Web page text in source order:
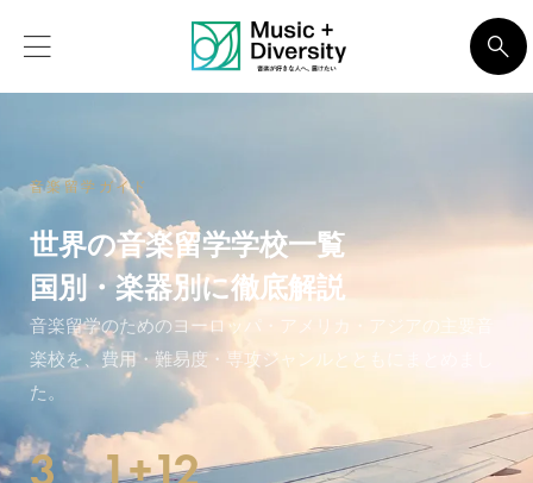
音楽留学ガイド
世界の音楽留学学校一覧
国別・楽器別に徹底解説
音楽留学のためのヨーロッパ・アメリカ・アジアの主要音
楽校を、費用・難易度・専攻ジャンルとともにまとめまし
た。
3 1+12